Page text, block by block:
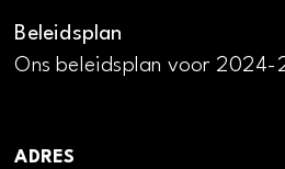
Beleidsplan
Ons beleidsplan voor
ADRES